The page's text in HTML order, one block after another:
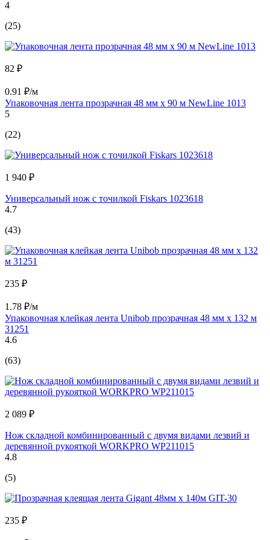
4
(25)
82 ₽
0.91 ₽/м
Упаковочная лента прозрачная 48 мм х 90 м NewLine 1013
5
(22)
1 940 ₽
Универсальный нож с точилкой Fiskars 1023618
4.7
(43)
235 ₽
1.78 ₽/м
Упаковочная клейкая лента Unibob прозрачная 48 мм х 132 м
31251
4.6
(63)
2 089 ₽
Нож складной комбинированный с двумя видами лезвий и
деревянной рукояткой WORKPRO WP211015
4.8
(5)
235 ₽